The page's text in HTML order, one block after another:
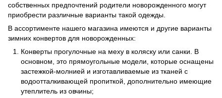
собственных предпочтений родители новорожденного могут
приобрести различные варианты такой одежды.
В ассортименте нашего магазина имеются и другие варианты
зимних конвертов для новорожденных:
Конверты прогулочные на меху в коляску или санки. В
основном, это прямоугольные модели, которые оснащены
застежкой-молнией и изготавливаемые из тканей с
водоотталкивающей пропиткой, дополнительно имеющие
утеплитель из овчины;